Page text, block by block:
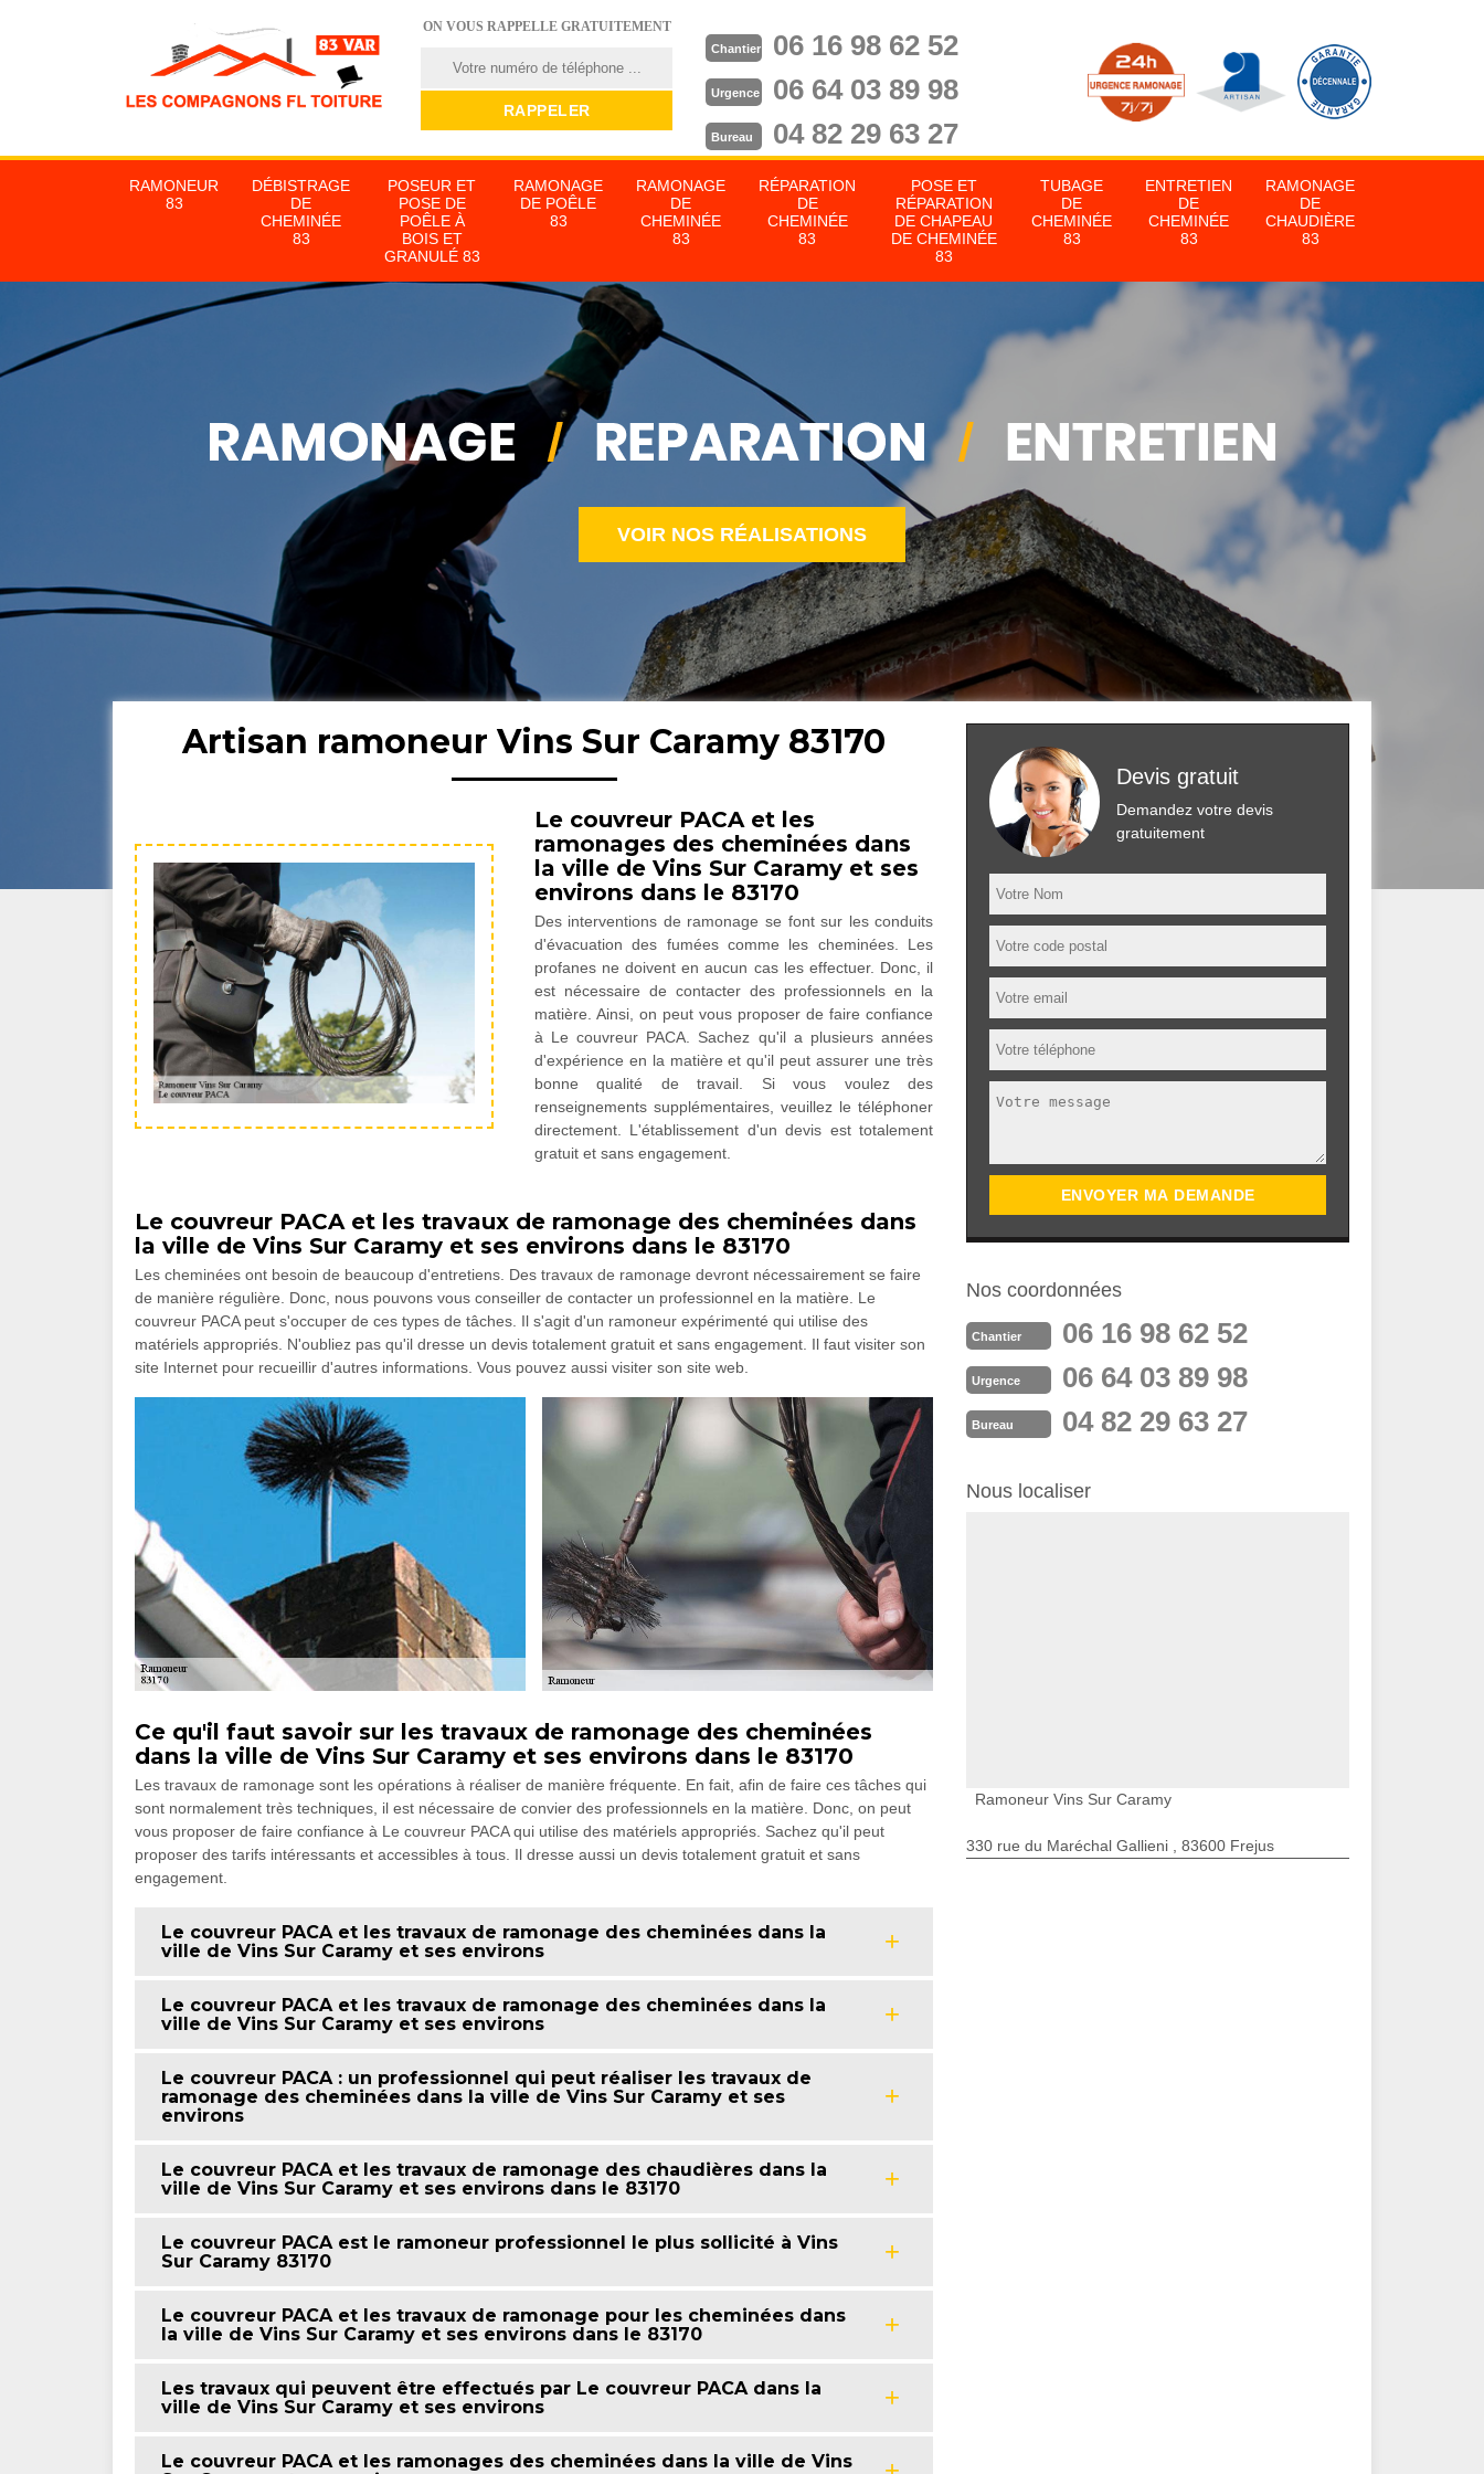
ON VOUS RAPPELLE GRATUITEMENT
Chantier 06 16 98 62 52
Urgence 06 64 03 89 98
Bureau 04 82 29 63 27
RAMONEUR
83
DÉBISTRAGE
DE
CHEMINÉE
83
POSEUR ET
POSE DE
POÊLE À
BOIS ET
GRANULÉ 83
RAMONAGE
DE POÊLE
83
RAMONAGE
DE
CHEMINÉE
83
RÉPARATION
DE
CHEMINÉE
83
POSE ET
RÉPARATION
DE CHAPEAU
DE CHEMINÉE
83
TUBAGE
DE
CHEMINÉE
83
ENTRETIEN
DE
CHEMINÉE
83
RAMONAGE
DE
CHAUDIÈRE
83
VOIR NOS RÉALISATIONS
Artisan ramoneur Vins Sur Caramy 83170
Le couvreur PACA et les
ramonages des cheminées dans
la ville de Vins Sur Caramy et ses
environs dans le 83170
Des interventions de ramonage se font sur les conduits
d'évacuation des fumées comme les cheminées. Les
profanes ne doivent en aucun cas les effectuer. Donc, il
est nécessaire de contacter des professionnels en la
matière. Ainsi, on peut vous proposer de faire confiance
à Le couvreur PACA. Sachez qu'il a plusieurs années
d'expérience en la matière et qu'il peut assurer une très
bonne qualité de travail. Si vous voulez des
renseignements supplémentaires, veuillez le téléphoner
directement. L'établissement d'un devis est totalement
gratuit et sans engagement.
Le couvreur PACA et les travaux de ramonage des cheminées dans
la ville de Vins Sur Caramy et ses environs dans le 83170
Les cheminées ont besoin de beaucoup d'entretiens. Des travaux de ramonage devront nécessairement se faire
de manière régulière. Donc, nous pouvons vous conseiller de contacter un professionnel en la matière. Le
couvreur PACA peut s'occuper de ces types de tâches. Il s'agit d'un ramoneur expérimenté qui utilise des
matériels appropriés. N'oubliez pas qu'il dresse un devis totalement gratuit et sans engagement. Il faut visiter son
site Internet pour recueillir d'autres informations. Vous pouvez aussi visiter son site web.
Ce qu'il faut savoir sur les travaux de ramonage des cheminées
dans la ville de Vins Sur Caramy et ses environs dans le 83170
Les travaux de ramonage sont les opérations à réaliser de manière fréquente. En fait, afin de faire ces tâches qui
sont normalement très techniques, il est nécessaire de convier des professionnels en la matière. Donc, on peut
vous proposer de faire confiance à Le couvreur PACA qui utilise des matériels appropriés. Sachez qu'il peut
proposer des tarifs intéressants et accessibles à tous. Il dresse aussi un devis totalement gratuit et sans
engagement.
Le couvreur PACA et les travaux de ramonage des cheminées dans la
ville de Vins Sur Caramy et ses environs
Le couvreur PACA et les travaux de ramonage des cheminées dans la
ville de Vins Sur Caramy et ses environs
Le couvreur PACA : un professionnel qui peut réaliser les travaux de
ramonage des cheminées dans la ville de Vins Sur Caramy et ses
environs
Le couvreur PACA et les travaux de ramonage des chaudières dans la
ville de Vins Sur Caramy et ses environs dans le 83170
Le couvreur PACA est le ramoneur professionnel le plus sollicité à Vins
Sur Caramy 83170
Le couvreur PACA et les travaux de ramonage pour les cheminées dans
la ville de Vins Sur Caramy et ses environs dans le 83170
Les travaux qui peuvent être effectués par Le couvreur PACA dans la
ville de Vins Sur Caramy et ses environs
Le couvreur PACA et les ramonages des cheminées dans la ville de Vins
Devis gratuit
Demandez votre devis
gratuitement
Nos coordonnées
Chantier 06 16 98 62 52
Urgence 06 64 03 89 98
Bureau 04 82 29 63 27
Nous localiser
Ramoneur Vins Sur Caramy
330 rue du Maréchal Gallieni , 83600 Frejus